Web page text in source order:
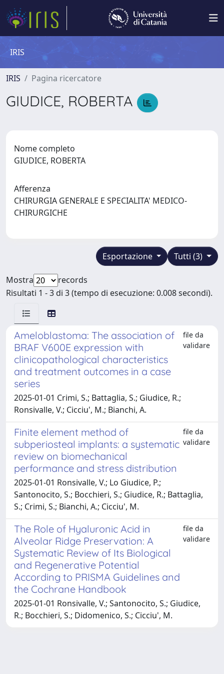
IRIS
IRIS Pagina ricercatore
GIUDICE, ROBERTA
Nome completo
GIUDICE, ROBERTA
Afferenza
CHIRURGIA GENERALE E SPECIALITA' MEDICO-
CHIRURGICHE
Tutti (3)
Esportazione
Mostra
records
Risultati 1 - 3 di 3 (tempo di esecuzione: 0.008 secondi).
Ameloblastoma: The association of
BRAF V600E expression with
clinicopathological characteristics
and treatment outcomes in a case
series
file da
validare
2025-01-01 Crimi, S.; Battaglia, S.; Giudice, R.;
Ronsivalle, V.; Cicciu', M.; Bianchi, A.
Finite element method of
subperiosteal implants: a systematic
review on biomechanical
performance and stress distribution
file da
validare
2025-01-01 Ronsivalle, V.; Lo Giudice, P.;
Santonocito, S.; Bocchieri, S.; Giudice, R.; Battaglia,
S.; Crimi, S.; Bianchi, A.; Cicciu', M.
The Role of Hyaluronic Acid in
Alveolar Ridge Preservation: A
Systematic Review of Its Biological
and Regenerative Potential
According to PRISMA Guidelines and
the Cochrane Handbook
file da
validare
2025-01-01 Ronsivalle, V.; Santonocito, S.; Giudice,
R.; Bocchieri, S.; Didomenico, S.; Cicciu', M.